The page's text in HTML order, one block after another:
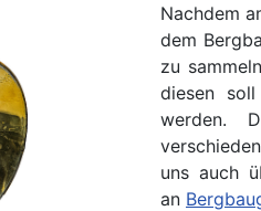
Nachdem
dem
zu
diesen
werden.
uns auch
an